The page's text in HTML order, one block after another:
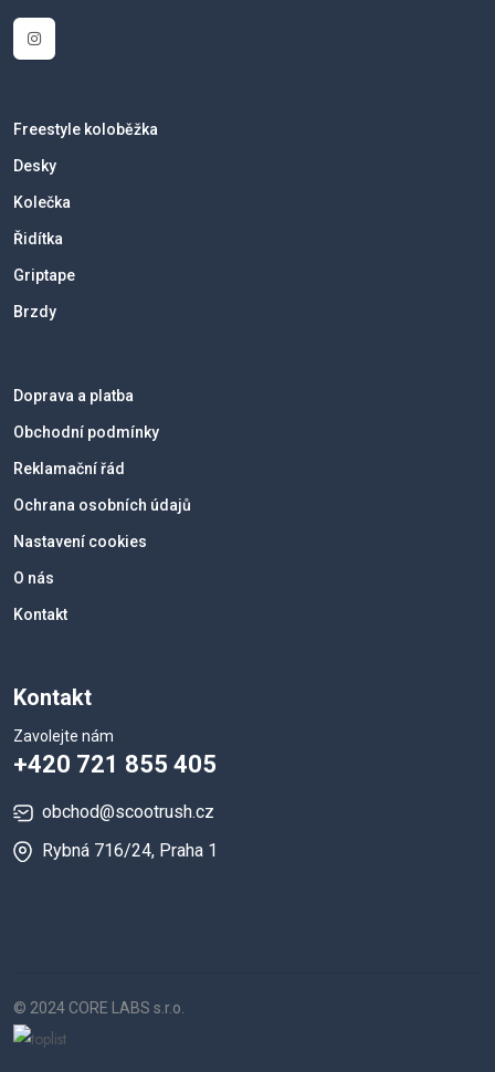
Freestyle koloběžka
Desky
Kolečka
Řidítka
Griptape
Brzdy
Doprava a platba
Obchodní podmínky
Reklamační řád
Ochrana osobních údajů
Nastavení cookies
O nás
Kontakt
Kontakt
Zavolejte nám
+420 721 855 405
obchod@scootrush.cz
Rybná 716/24, Praha 1
© 2024 CORE LABS s.r.o.